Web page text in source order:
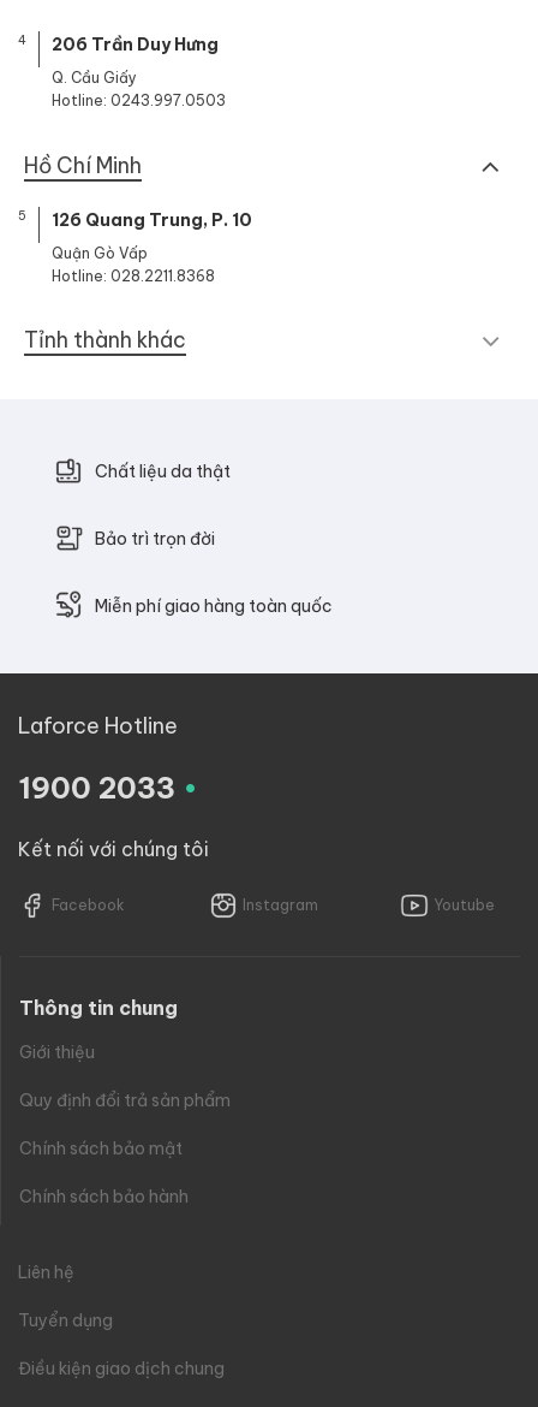
4 206 Trần Duy Hưng
Q. Cầu Giấy
Hotline: 0243.997.0503
Hồ Chí Minh
5 126 Quang Trung, P. 10
Quận Gò Vấp
Hotline: 028.2211.8368
Tỉnh thành khác
Chất liệu da thật
Bảo trì trọn đời
Miễn phí giao hàng toàn quốc
Laforce Hotline
1900 2033 .
Kết nối với chúng tôi
Facebook Instagram Youtube
Thông tin chung
Giới thiệu
Quy định đổi trả sản phẩm
Chính sách bảo mật
Chính sách bảo hành
Liên hệ
Tuyển dụng
Điều kiện giao dịch chung